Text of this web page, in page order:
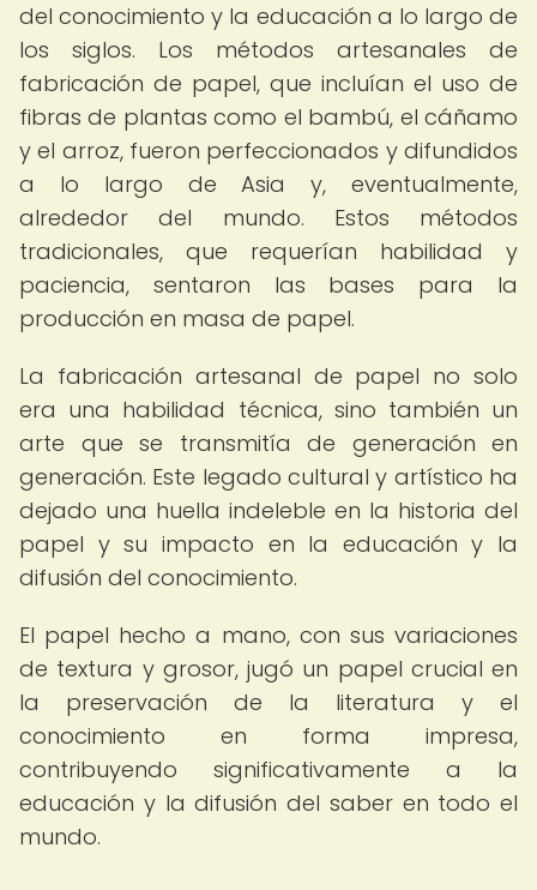
del conocimiento y la educación a lo largo de
los siglos. Los métodos artesanales de
fabricación de papel, que incluían el uso de
fibras de plantas como el bambú, el cáñamo
y el arroz, fueron perfeccionados y difundidos
a lo largo de Asia y, eventualmente,
alrededor del mundo. Estos métodos
tradicionales, que requerían habilidad y
paciencia, sentaron las bases para la
producción en masa de papel.
La fabricación artesanal de papel no solo
era una habilidad técnica, sino también un
arte que se transmitía de generación en
generación. Este legado cultural y artístico ha
dejado una huella indeleble en la historia del
papel y su impacto en la educación y la
difusión del conocimiento.
El papel hecho a mano, con sus variaciones
de textura y grosor, jugó un papel crucial en
la preservación de la literatura y el
conocimiento en forma impresa,
contribuyendo significativamente a la
educación y la difusión del saber en todo el
mundo.